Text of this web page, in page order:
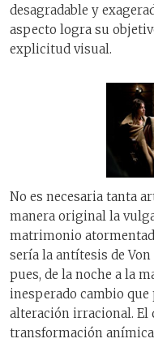
desagradable y
aspecto logra su
explicitud visual.
No es necesaria tanta
manera original la
matrimonio
sería la antítesis de
pues, de la noche a la
inesperado cambio
alteración irracional. El
transformación